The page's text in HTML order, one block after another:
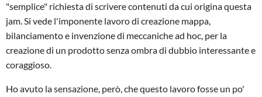
"semplice" richiesta di scrivere contenuti da cui origina questa
jam. Si vede l'imponente lavoro di creazione mappa,
bilanciamento e invenzione di meccaniche ad hoc, per la
creazione di un prodotto senza ombra di dubbio interessante e
coraggioso.
Ho avuto la sensazione, però, che questo lavoro fosse un po'